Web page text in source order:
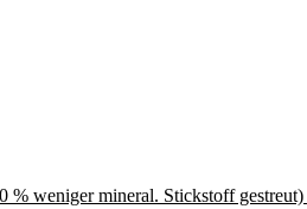
% weniger mineral. Stickstoff